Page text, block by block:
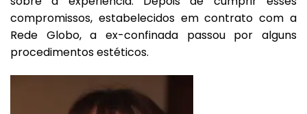
compromissos, estabelecidos em contrato com a
Rede Globo, a ex-confinada passou por alguns
procedimentos estéticos.